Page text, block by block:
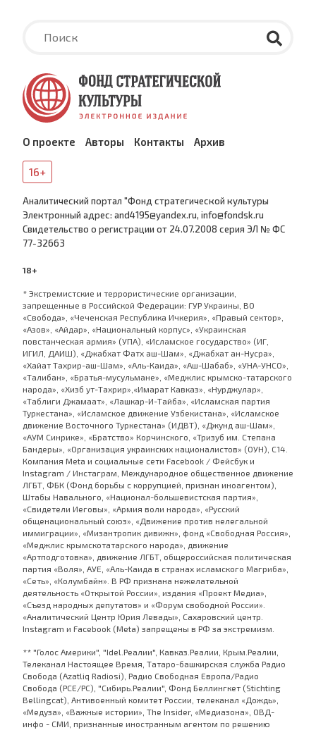
О проекте Авторы Контакты Архив
16+
Аналитический портал "Фонд стратегической культуры
Электронный адрес: and4195@yandex.ru, info@fondsk.ru
Cвидетельство о регистрации от 24.07.2008 серия ЭЛ № ФС
77-32663
18+
* Экстремистские и террористические организации,
запрещенные в Российской Федерации: ГУР Украины, ВО
«Свобода», «Чеченская Республика Ичкерия», «Правый сектор»,
«Азов», «Айдар», «Национальный корпус», «Украинская
повстанческая армия» (УПА), «Исламское государство» (ИГ,
ИГИЛ, ДАИШ), «Джабхат Фатх аш-Шам», «Джабхат ан-Нусра»,
«Хайат Тахрир-аш-Шам», «Аль-Каида», «Аш-Шабаб», «УНА-УНСО»,
«Талибан», «Братья-мусульмане», «Меджлис крымско-татарского
народа», «Хизб ут-Тахрир»,«Имарат Кавказ», «Нурджулар»,
«Таблиги Джамаат», «Лашкар-И-Тайба», «Исламская партия
Туркестана», «Исламское движение Узбекистана», «Исламское
движение Восточного Туркестана» (ИДВТ), «Джунд аш-Шам»,
«АУМ Синрике», «Братство» Корчинского, «Тризуб им. Степана
Бандеры», «Организация украинских националистов» (ОУН), С14.
Компания Meta и социальные сети Facebook / Фейсбук и
Instagram / Инстаграм, Международное общественное движение
ЛГБТ, ФБК (Фонд борьбы с коррупцией, признан иноагентом),
Штабы Навального, «Национал-большевистская партия»,
«Свидетели Иеговы», «Армия воли народа», «Русский
общенациональный союз», «Движение против нелегальной
иммиграции», «Мизантропик дивижн», фонд «Свободная Россия»,
«Меджлис крымскотатарского народа», движение
«Артподготовка», движение ЛГБТ, общероссийская политическая
партия «Воля», АУЕ, «Аль-Каида в странах исламского Магриба»,
«Сеть», «Колумбайн». В РФ признана нежелательной
деятельность «Открытой России», издания «Проект Медиа»,
«Съезд народных депутатов» и «Форум свободной России».
«Аналитический Центр Юрия Левады», Сахаровский центр.
Instagram и Facebook (Metа) запрещены в РФ за экстремизм.
** "Голос Америки", "Idel.Реалии", Кавказ.Реалии, Крым.Реалии,
Телеканал Настоящее Время, Татаро-башкирская служба Радио
Свобода (Azatliq Radiosi), Радио Свободная Европа/Радио
Свобода (PCE/PC), "Сибирь.Реалии", Фонд Беллингкет (Stichting
Bellingcat), Антивоенный комитет России, телеканал «Дождь»,
«Медуза», «Важные истории», The Insider, «Медиазона», ОВД-
инфо - СМИ, признанные иностранным агентом по решению